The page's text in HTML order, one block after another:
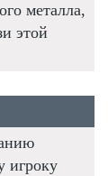
металла,
этой
игроку